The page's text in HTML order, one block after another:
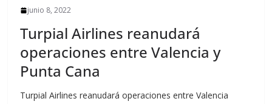
junio 8, 2022
Turpial Airlines reanudará
operaciones entre Valencia y
Punta Cana
Turpial Airlines reanudará operaciones entre Valencia